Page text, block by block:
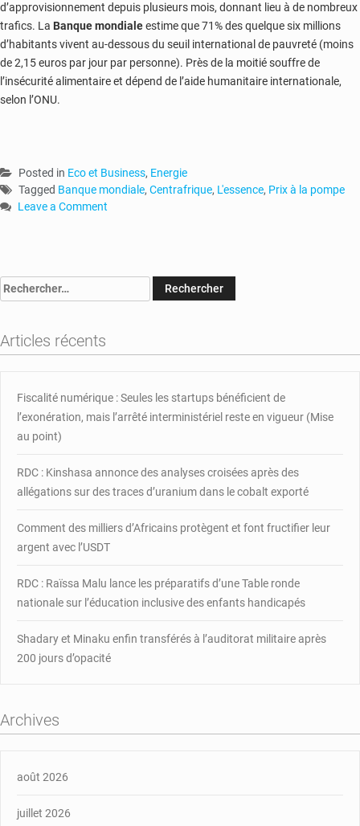
d’approvisionnement depuis plusieurs mois, donnant lieu à de nombreux
trafics. La Banque mondialeestime que 71% des quelque six millions
d’habitants vivent au-dessous du seuil international de pauvreté (moins
de 2,15 euros par jour par personne). Près de la moitié souffre de
l’insécurité alimentaire et dépend de l’aide humanitaire internationale,
selon l’ONU.
Posted in Eco et Business, Energie
Tagged Banque mondiale, Centrafrique, L'essence, Prix à la pompe
Leave a Comment
la
prix
du
Rechercher :
Articles récents
Fiscalité numérique : Seules les startups bénéficient de
l’exonération, mais l’arrêté interministériel reste en vigueur (Mise
au point)
RDC : Kinshasa annonce des analyses croisées après des
allégations sur des traces d’uranium dans le cobalt exporté
Comment des milliers d’Africains protègent et font fructifier leur
argent avec l’USDT
RDC : Raïssa Malu lance les préparatifs d’une Table ronde
nationale sur l’éducation inclusive des enfants handicapés
Shadary et Minaku enfin transférés à l’auditorat militaire après
200 jours d’opacité
Archives
août 2026
juillet 2026